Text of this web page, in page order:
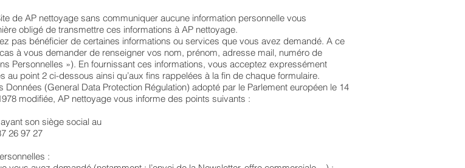
de AP nettoyage sans communiquer aucune information personnelle vous
obligé de transmettre ces informations à AP nettoyage.
pas bénéficier de certaines informations ou services que vous avez demandé. A ce
à vous demander de renseigner vos nom, prénom, adresse mail, numéro de
Personnelles »). En fournissant ces informations, vous acceptez expressément
au point 2 ci-dessous ainsi qu’aux fins rappelées à la fin de chaque formulaire.
(General Data Protection Régulation) adopté par le Parlement européen le 14
modifiée, AP nettoyage vous informe des points suivants :
son siège social au
26 97 27
: